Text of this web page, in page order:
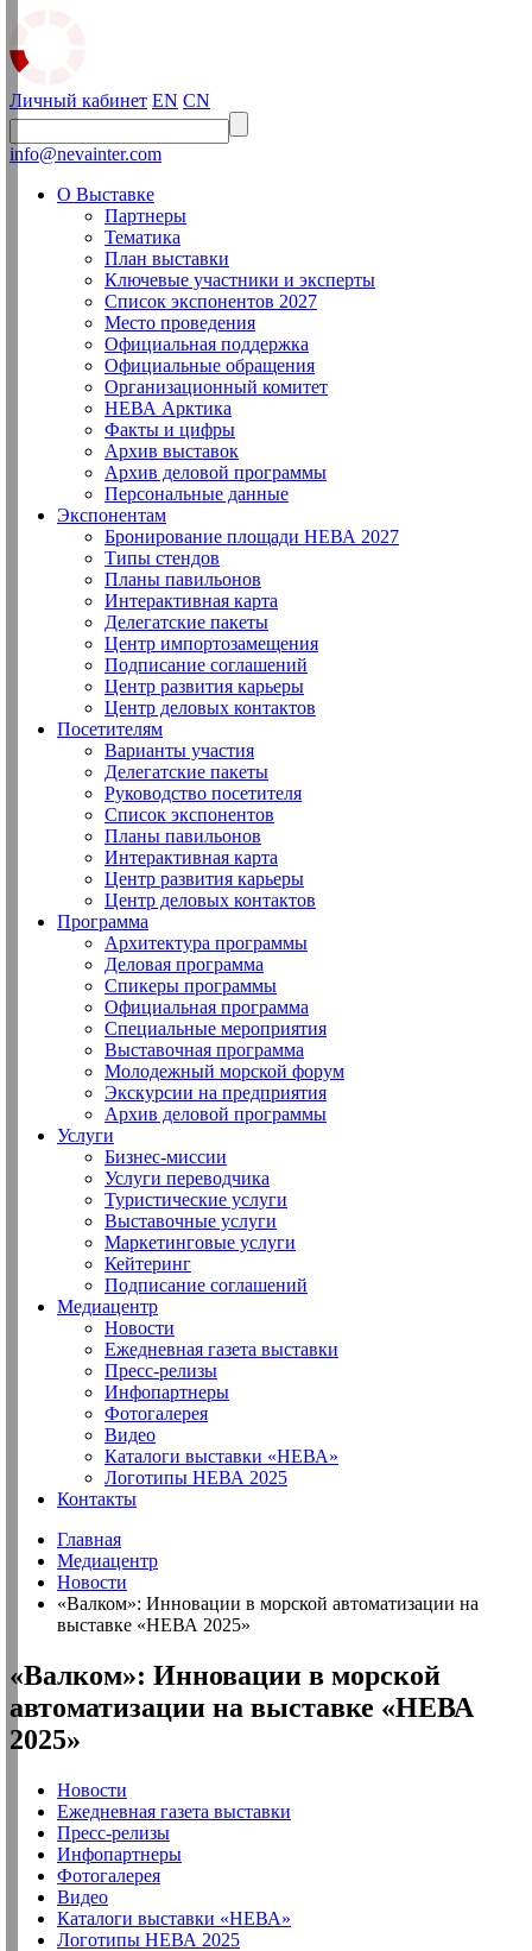
Личный кабинет EN CN
info@nevainter.com
О Выставке
Партнеры
Тематика
План выставки
Ключевые участники и эксперты
Список экспонентов 2027
Место проведения
Официальная поддержка
Официальные обращения
Организационный комитет
НЕВА Арктика
Факты и цифры
Архив выставок
Архив деловой программы
Персональные данные
Экспонентам
Бронирование площади НЕВА 2027
Типы стендов
Планы павильонов
Интерактивная карта
Делегатские пакеты
Центр импортозамещения
Подписание соглашений
Центр развития карьеры
Центр деловых контактов
Посетителям
Варианты участия
Делегатские пакеты
Руководство посетителя
Список экспонентов
Планы павильонов
Интерактивная карта
Центр развития карьеры
Центр деловых контактов
Программа
Архитектура программы
Деловая программа
Спикеры программы
Официальная программа
Специальные мероприятия
Выставочная программа
Молодежный морской форум
Экскурсии на предприятия
Архив деловой программы
Услуги
Бизнес-миссии
Услуги переводчика
Туристические услуги
Выставочные услуги
Маркетинговые услуги
Кейтеринг
Подписание соглашений
Медиацентр
Новости
Ежедневная газета выставки
Пресс-релизы
Инфопартнеры
Фотогалерея
Видео
Каталоги выставки «НЕВА»
Логотипы НЕВА 2025
Контакты
Главная
Медиацентр
Новости
«Валком»: Инновации в морской автоматизации на
выставке «НЕВА 2025»
«Валком»: Инновации в морской
автоматизации на выставке «НЕВА
2025»
Новости
Ежедневная газета выставки
Пресс-релизы
Инфопартнеры
Фотогалерея
Видео
Каталоги выставки «НЕВА»
Логотипы НЕВА 2025